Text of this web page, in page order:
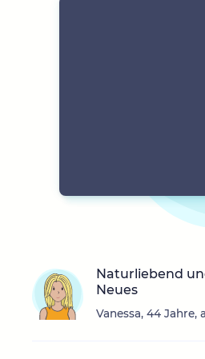
Naturliebend
Neues
Vanessa, 44 Jahre,